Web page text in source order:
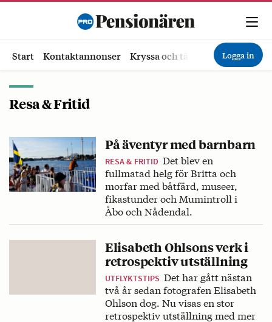
Start Kontaktannonser Kryssa och tävla Ekonomi
Logga in
Resa & Fritid
På äventyr med barnbarn
RESA & FRITID Det blev en
fullmatad helg för Britta och
morfar med båtfärd, museer,
fikastunder och Mumintroll i
Åbo och Nådendal.
Elisabeth Ohlsons verk i
retrospektiv utställning
UTFLYKTSTIPS Det har gått nästan
två år sedan fotografen Elisabeth
Ohlson dog. Nu visas en stor
retrospektiv utställning med mer